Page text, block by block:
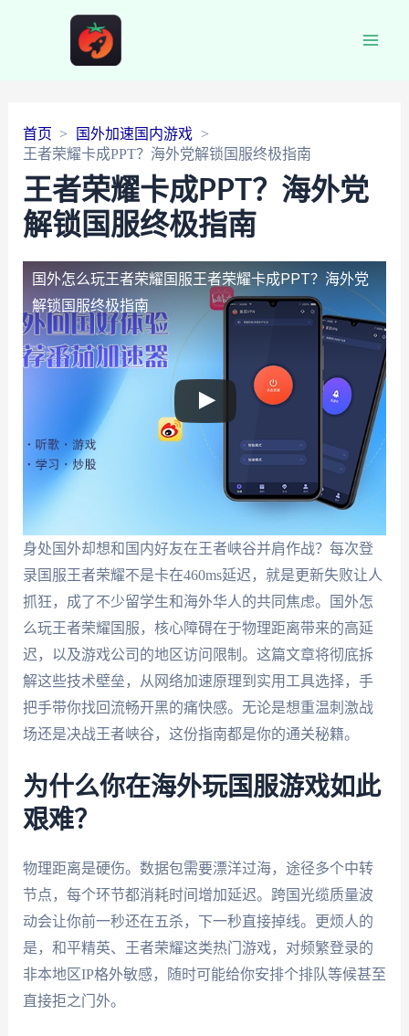
首页
国外加速国内游戏
王者荣耀卡成PPT？海外党解锁国服终极指南
王者荣耀卡成PPT？海外党
解锁国服终极指南
国外怎么玩王者荣耀国服王者荣耀卡成PPT？海外党
解锁国服终极指南
身处国外却想和国内好友在王者峡谷并肩作战？每次登
录国服王者荣耀不是卡在460ms延迟，就是更新失败让人
抓狂，成了不少留学生和海外华人的共同焦虑。国外怎
么玩王者荣耀国服，核心障碍在于物理距离带来的高延
迟，以及游戏公司的地区访问限制。这篇文章将彻底拆
解这些技术壁垒，从网络加速原理到实用工具选择，手
把手带你找回流畅开黑的痛快感。无论是想重温刺激战
场还是决战王者峡谷，这份指南都是你的通关秘籍。
为什么你在海外玩国服游戏如此
艰难？
物理距离是硬伤。数据包需要漂洋过海，途径多个中转
节点，每个环节都消耗时间增加延迟。跨国光缆质量波
动会让你前一秒还在五杀，下一秒直接掉线。更烦人的
是，和平精英、王者荣耀这类热门游戏，对频繁登录的
非本地区IP格外敏感，随时可能给你安排个排队等候甚至
直接拒之门外。